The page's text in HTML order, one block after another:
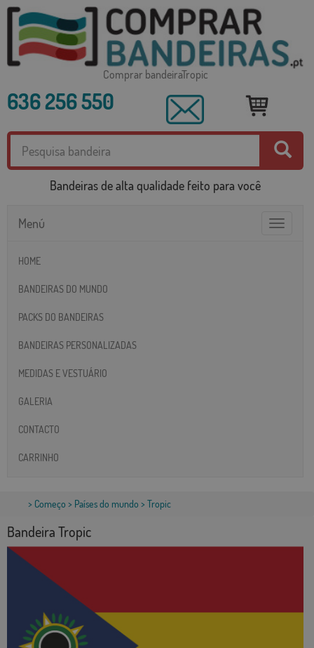
Comprar bandeiraTropic
636 256 550
Bandeiras de alta qualidade feito para você
Toggle
Menú
HOME
BANDEIRAS DO MUNDO
PACKS DO BANDEIRAS
BANDEIRAS PERSONALIZADAS
MEDIDAS E VESTUÁRIO
GALERIA
CONTACTO
CARRINHO
> Começo > Países do mundo > Tropic
Bandeira Tropic